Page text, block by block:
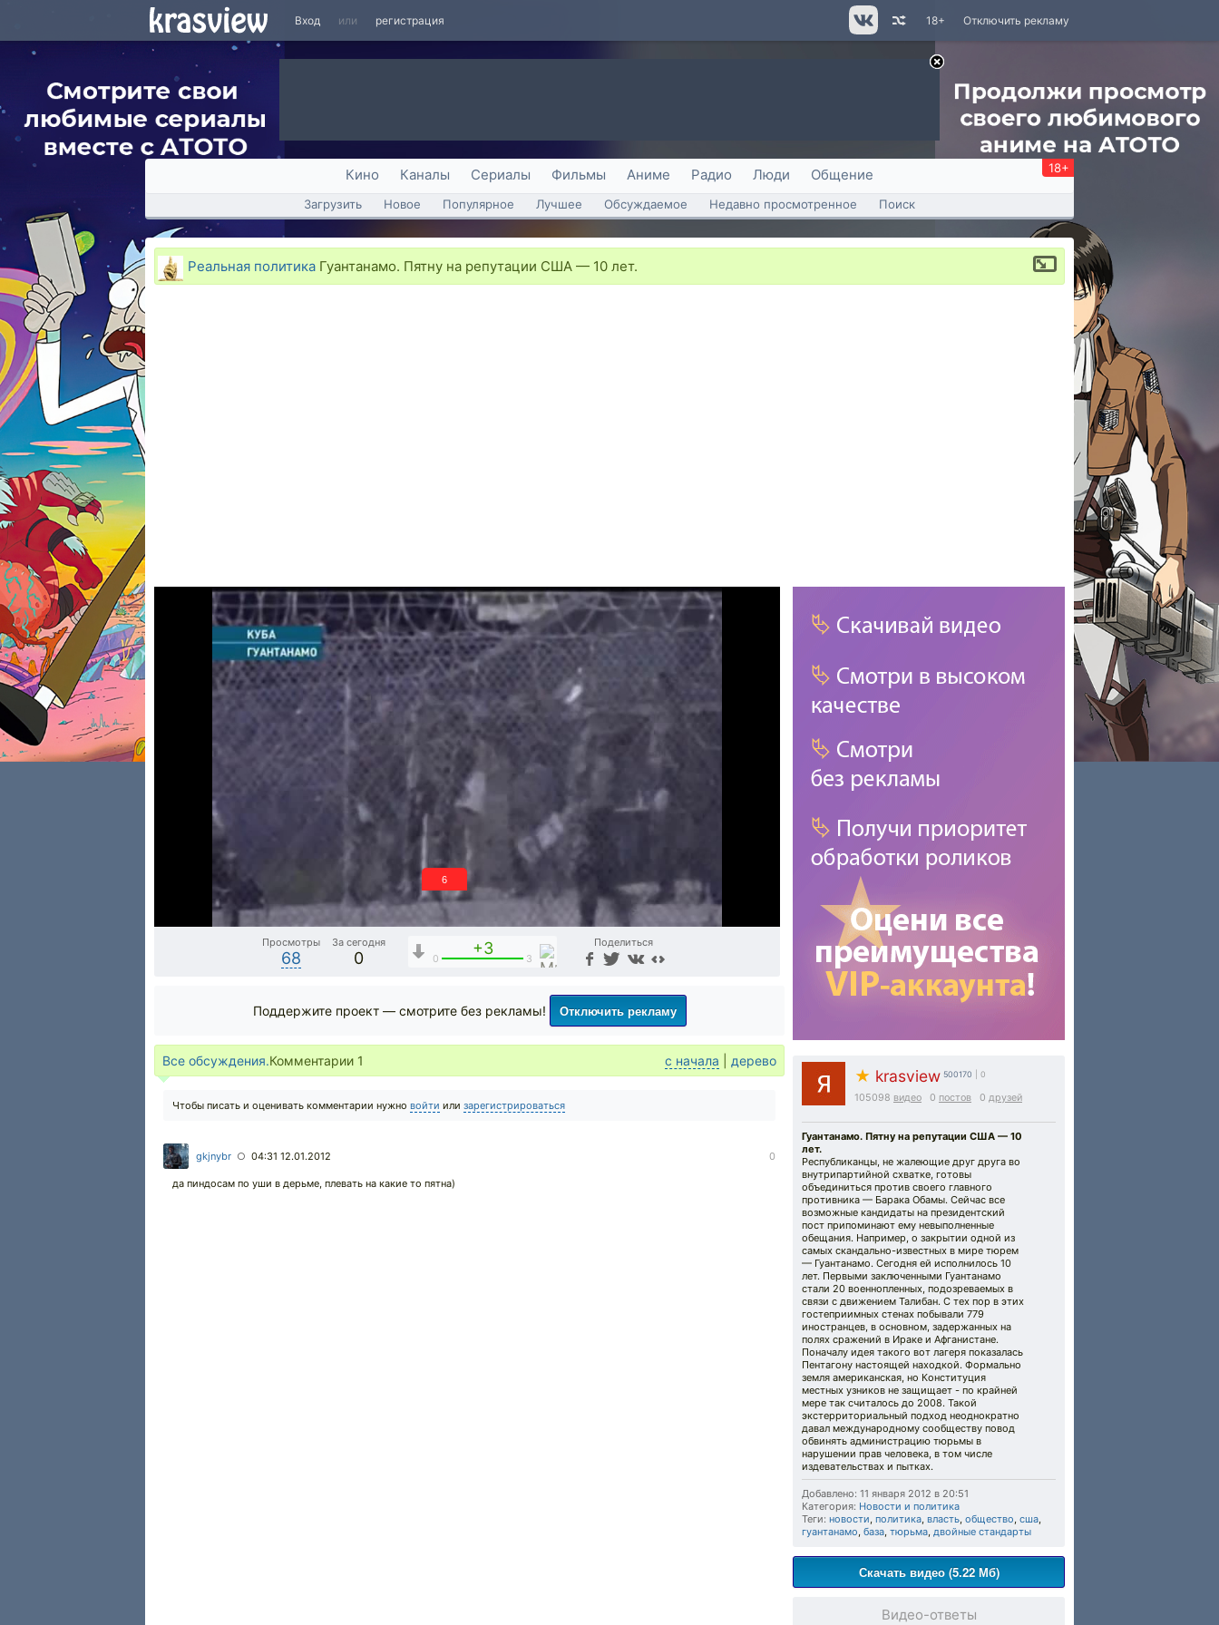
Вход или регистрация Отключить рекламу
18+
Кино Каналы Сериалы Фильмы Аниме Радио Люди Общение 18+
Загрузить Новое Популярное Лучшее Обсуждаемое Недавно просмотренное Поиск
Реальная политика Гуантанамо. Пятну на репутации США — 10 лет.
5
Просмотры
68
За сегодня
0
+3
0 3
Поделиться
★ krasview 500170 | 0
105098 видео 0 постов 0 друзей
Гуантанамо. Пятну на репутации США — 10
лет.
Республиканцы, не жалеющие друг друга во
внутрипартийной схватке, готовы
объединиться против своего главного
противника — Барака Обамы. Сейчас все
возможные кандидаты на президентский
пост припоминают ему невыполненные
обещания. Например, о закрытии одной из
самых скандально-известных в мире тюрем
— Гуантанамо. Сегодня ей исполнилось 10
лет. Первыми заключенными Гуантанамо
стали 20 военнопленных, подозреваемых в
связи с движением Талибан. С тех пор в этих
гостеприимных стенах побывали 779
иностранцев, в основном, задержанных на
полях сражений в Ираке и Афганистане.
Поначалу идея такого вот лагеря показалась
Пентагону настоящей находкой. Формально
земля американская, но Конституция
местных узников не защищает - по крайней
мере так считалось до 2008. Такой
экстерриториальный подход неоднократно
давал международному сообществу повод
обвинять администрацию тюрьмы в
нарушении прав человека, в том числе
издевательствах и пытках.
Добавлено: 11 января 2012 в 20:51
Категория: Новости и политика
Теги: новости, политика, власть, общество, сша,
гуантанамо, база, тюрьма, двойные стандарты
Скачать видео (5.22 Мб)
Видео-ответы
Поддержите проект — смотрите без рекламы! Отключить рекламу
Все обсуждения.Комментарии 1 с начала дерево
Чтобы писать и оценивать комментарии нужно войти или зарегистрироваться
gkjnybr ○ 04:31 12.01.2012 0
да пиндосам по уши в дерьме, плевать на какие то пятна)